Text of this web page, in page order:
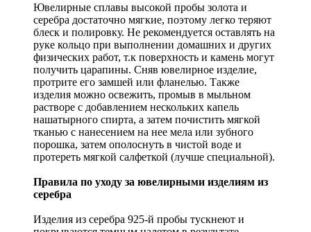
Ювелирные сплавы высокой пробы золота и
серебра достаточно мягкие, поэтому легко теряют
блеск и полировку. Не рекомендуется оставлять на
руке кольцо при выполнении домашних и других
физических работ, т.к поверхность и камень могут
получить царапины. Сняв ювелирное изделие,
протрите его замшей или фланелью. Также
изделия можно освежить, промыв в мыльном
растворе с добавлением нескольких капель
нашатырного спирта, а затем почистить мягкой
тканью с нанесением на нее мела или зубного
порошка, затем ополоснуть в чистой воде и
протереть мягкой салфеткой (лучше специальной).
Правила по уходу за ювелирными изделиям из
серебра
Изделия из серебра 925-й пробы тускнеют и